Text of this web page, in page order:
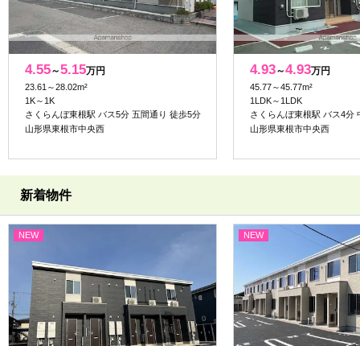
4.55～5.15万円
23.61～28.02m²
1K～1K
さくらんぼ東根駅 バス5分 五間通り 徒歩5分
山形県東根市中央西
4.93～4.93万円
45.77～45.77m²
1LDK～1LDK
さくらんぼ東根駅 バス4分
山形県東根市中央西
新着物件
NEW NEW